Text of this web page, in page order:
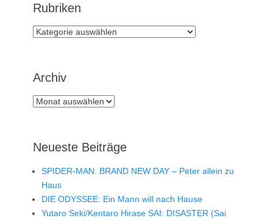
Rubriken
Rubriken
Archiv
Archiv
Neueste Beiträge
SPIDER-MAN: BRAND NEW DAY – Peter allein zu
Haus
DIE ODYSSEE: Ein Mann will nach Hause
Yutaro Seki/Kentaro Hirase SAI: DISASTER (Sai